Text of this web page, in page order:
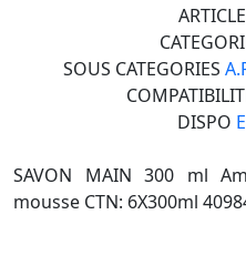
ARTICLE
SOUS CATEGORIES
DISPO
SAVON MAIN 300 ml
mousse CTN: 6X300ml